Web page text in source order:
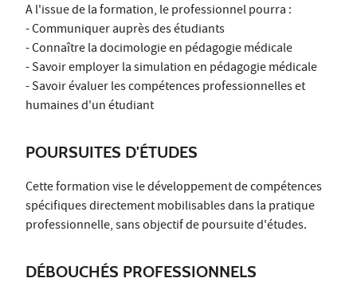
A l'issue de la formation, le professionnel pourra :
- Communiquer auprès des étudiants
- Connaître la docimologie en pédagogie médicale
- Savoir employer la simulation en pédagogie médicale
- Savoir évaluer les compétences professionnelles et
humaines d'un étudiant
POURSUITES D'ÉTUDES
Cette formation vise le développement de compétences
spécifiques directement mobilisables dans la pratique
professionnelle, sans objectif de poursuite d'études.
DÉBOUCHÉS PROFESSIONNELS